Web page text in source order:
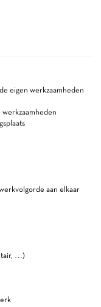
eigen werkzaamheden
aan elkaar
…)